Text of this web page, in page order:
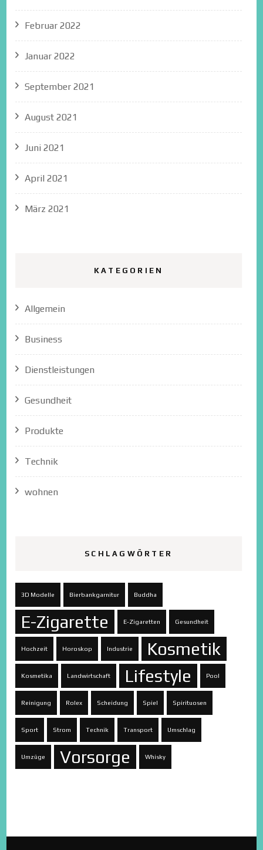
Februar 2022
Januar 2022
September 2021
August 2021
Juni 2021
April 2021
März 2021
KATEGORIEN
Allgemein
Business
Dienstleistungen
Gesundheit
Produkte
Technik
wohnen
SCHLAGWÖRTER
3D Modelle Bierbankgarnitur Buddha
E-Zigarette E-Zigaretten Gesundheit
Hochzeit Horoskop Industrie Kosmetik
Kosmetika Landwirtschaft Lifestyle Pool
Reinigung Rolex Scheidung Spiel Spirituosen
Sport Strom Technik Transport Umschlag
Umzüge Vorsorge Whisky